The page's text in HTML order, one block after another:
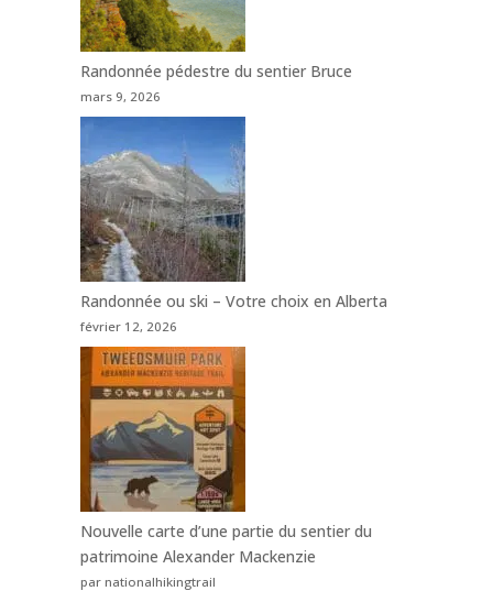
Randonnée pédestre du sentier Bruce
mars 9, 2026
Randonnée ou ski – Votre choix en Alberta
février 12, 2026
Nouvelle carte d’une partie du sentier du
patrimoine Alexander Mackenzie
par nationalhikingtrail